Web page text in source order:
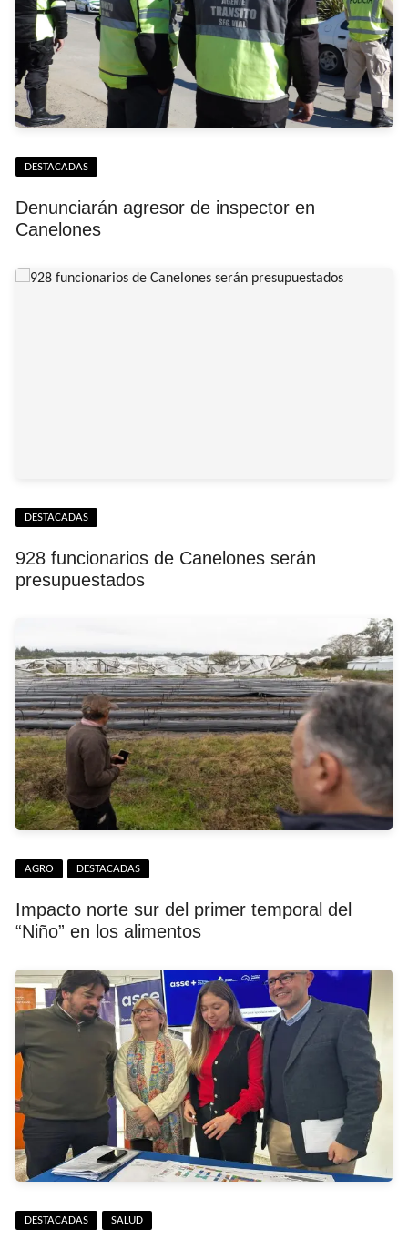
DESTACADAS
Denunciarán agresor de inspector en
Canelones
DESTACADAS
928 funcionarios de Canelones serán
presupuestados
AGRO DESTACADAS
Impacto norte sur del primer temporal del
“Niño” en los alimentos
DESTACADAS SALUD